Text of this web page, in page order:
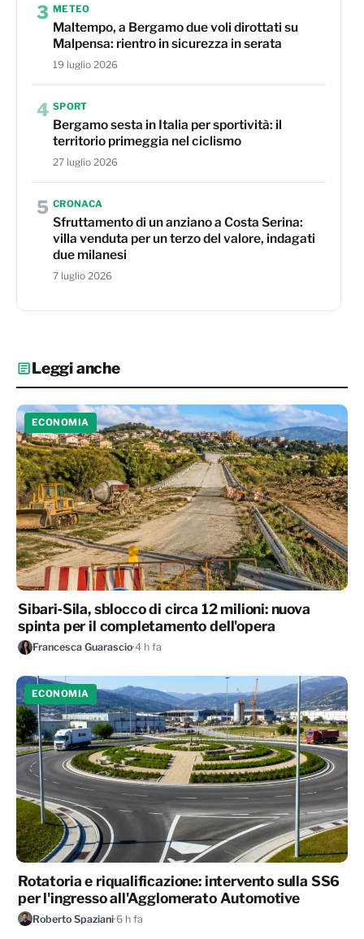
3 METEO
Maltempo, a Bergamo due voli dirottati su
Malpensa: rientro in sicurezza in serata
19 luglio 2026
4 SPORT
Bergamo sesta in Italia per sportività: il
territorio primeggia nel ciclismo
27 luglio 2026
5 CRONACA
Sfruttamento di un anziano a Costa Serina:
villa venduta per un terzo del valore, indagati
due milanesi
7 luglio 2026
Leggi anche
ECONOMIA
Sibari‑Sila, sblocco di circa 12 milioni: nuova
spinta per il completamento dell'opera
Francesca Guarascio·4 h fa
ECONOMIA
Rotatoria e riqualificazione: intervento sulla SS6
per l'ingresso all'Agglomerato Automotive
Roberto Spaziani·6 h fa